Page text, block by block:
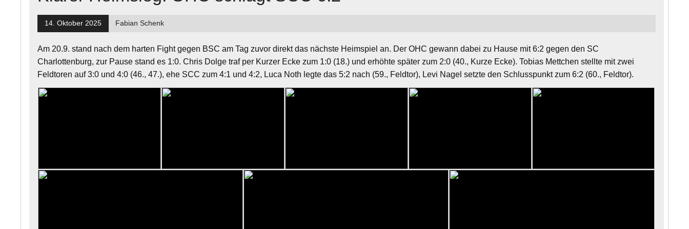
14. Oktober 2025 Fabian Schenk
Am 20.9. stand nach dem harten Fight gegen BSC am Tag zuvor direkt das nächste Heimspiel an. Der OHC gewann dabei zu Hause mit 6:2 gegen den SC
Charlottenburg, zur Pause stand es 1:0. Chris Dolge traf per Kurzer Ecke zum 1:0 (18.) und erhöhte später zum 2:0 (40., Kurze Ecke). Tobias Mettchen stellte mit zwei
Feldtoren auf 3:0 und 4:0 (46., 47.), ehe SCC zum 4:1 und 4:2, Luca Noth legte das 5:2 nach (59., Feldtor), Levi Nagel setzte den Schlusspunkt zum 6:2 (60., Feldtor).